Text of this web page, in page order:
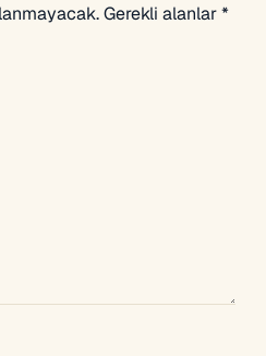
Gerekli alanlar*